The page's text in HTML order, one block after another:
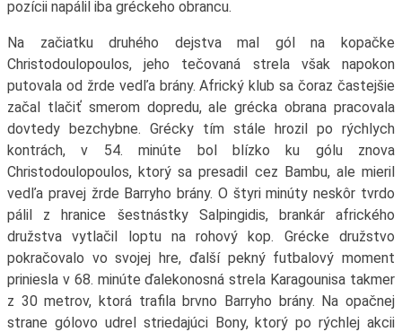
pozícii napálil iba gréckeho obrancu.
Na začiatku druhého dejstva mal gól na kopačke
Christodoulopoulos, jeho tečovaná strela však napokon
putovala od žrde vedľa brány. Africký klub sa čoraz častejšie
začal tlačiť smerom dopredu, ale grécka obrana pracovala
dovtedy bezchybne. Grécky tím stále hrozil po rýchlych
kontrách, v 54. minúte bol blízko ku gólu znova
Christodoulopoulos, ktorý sa presadil cez Bambu, ale mieril
vedľa pravej žrde Barryho brány. O štyri minúty neskôr tvrdo
pálil z hranice šestnástky Salpingidis, brankár afrického
družstva vytlačil loptu na rohový kop. Grécke družstvo
pokračovalo vo svojej hre, ďalší pekný futbalový moment
priniesla v 68. minúte ďalekonosná strela Karagounisa takmer
z 30 metrov, ktorá trafila brvno Barryho brány. Na opačnej
strane gólovo udrel striedajúci Bony, ktorý po rýchlej akcii